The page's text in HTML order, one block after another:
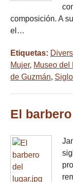
composición. A
el…
Etiquetas:
Mujer, Museo del
de Guzmán,
El